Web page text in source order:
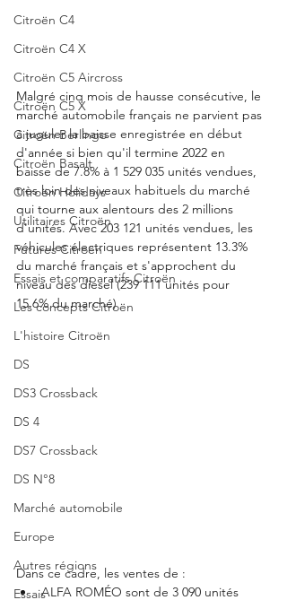
Citroën C4
Citroën C4 X
Citroën C5 Aircross
Citroën C5 X
Citroën Berlingo
Citroën Basalt
Citroën Holidays
Utilitaires Citroën
Futures Citroën
Essais et comparatifs Citroën
Les concepts Citroën
L'histoire Citroën
DS
DS3 Crossback
DS 4
DS7 Crossback
DS N°8
Marché automobile
Europe
Autres régions
Essais
Malgré cinq mois de hausse consécutive, le
marché automobile français ne parvient pas
à juguler la baisse enregistrée en début
d'année si bien qu'il termine 2022 en
baisse de 7.8% à 1 529 035 unités vendues,
très loin des niveaux habituels du marché
qui tourne aux alentours des 2 millions
d'unités. Avec 203 121 unités vendues, les
véhicules électriques représentent 13.3%
du marché français et s'approchent du
niveau des diesel (239 111 unités pour
15.6% du marché)
Dans ce cadre, les ventes de :
ALFA ROMÉO sont de 3 090 unités